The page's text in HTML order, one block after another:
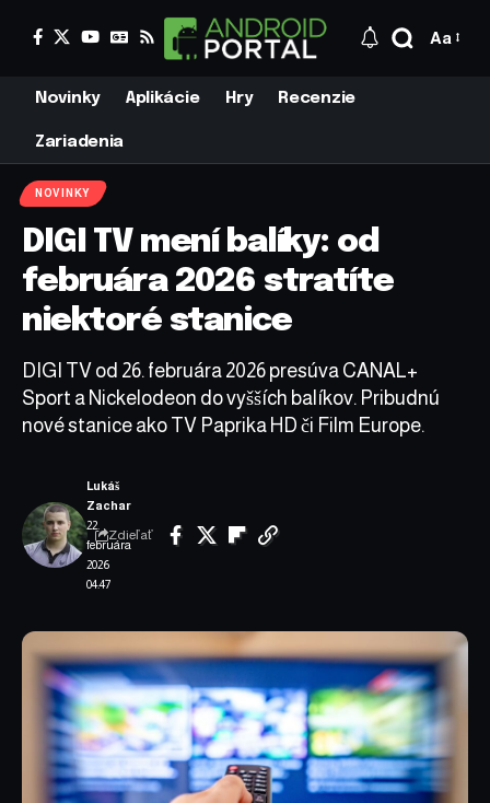
Aa
Novinky Aplikácie Hry Recenzie
Zariadenia
NOVINKY
DIGI TV mení balíky: od
februára 2026 stratíte
niektoré stanice
DIGI TV od 26. februára 2026 presúva CANAL+
Sport a Nickelodeon do vyšších balíkov. Pribudnú
nové stanice ako TV Paprika HD či Film Europe.
22.
februára
2026
04:47
Lukáš
Zachar
Zdieľať